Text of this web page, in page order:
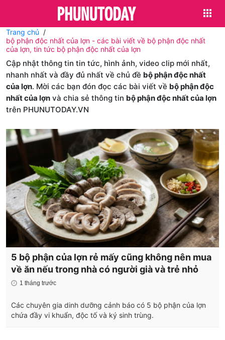
Trang chủ
bộ phận độc nhất của lợn - các bài viết về bộ phận độc nhất
của lợn, tin tức bộ phận độc nhất của lợn
Cập nhật thông tin tin tức, hình ảnh, video clip mới nhất,
nhanh nhất và đầy đủ nhất về chủ đề bộ phận độc nhất
của lợn. Mời các bạn đón đọc các bài viết về bộ phận độc
nhất của lợn và chia sẻ thông tin bộ phận độc nhất của lợn
trên PHUNUTODAY.VN
5 bộ phận của lợn rẻ mấy cũng không nên mua
về ăn nếu trong nhà có người già và trẻ nhỏ
1 tháng trước
Các chuyên gia dinh dưỡng cảnh báo có 5 bộ phận của lợn
chứa đầy vi khuẩn, độc tố và ký sinh trùng.